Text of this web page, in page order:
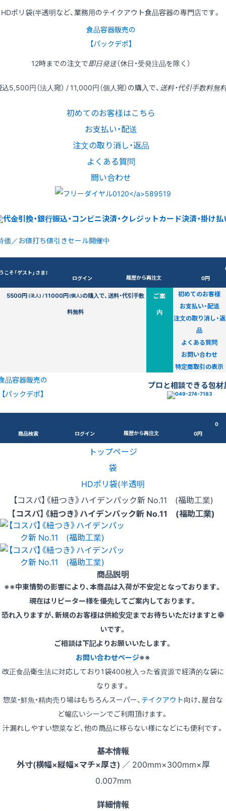
HDポリ袋(半透明など、業務用のテイクアウト食品容器の専門店です。
食品容器販売の
【パックデポ】
12時までの注文で即日発送（休日・受発注品を除く）
込5,500円（法人宛） / 11,000円（個人宛）の購入で、 送料・代引手数料無
初めてのお客様はこちら
お支払い・配送
注文の取り消し・返品
よくある質問
問い合わせ
価／お値打ち値引きセール開催中
こそ「ゲスト」さま！
ログイン 履歴から再注文
0円
5500円(法人) /11000円(個人)の購入で、送料・代引手数
料無料
ご案
内
初めてのお客様
お支払い・配送
注文の取り消し・返
品
よくある質問
お問い合わせ
特定商取引の表示
品容器販売の
【パックデポ】
プロと相談できる包材
商品検索 ログイン 履歴から再注文
0
0円
トップページ
袋
HDポリ袋(半透明
【コスパ】《紐つき》ハイデンパック新 No.11 (福助工業)
【コスパ】《紐つき》ハイデンパック新 No.11 (福助工業)
商品説明
※※中東情勢の影響により、本商品は入荷が不安定となっております。
現在はリピーター様を優先してご案内しております。
恐れ入りますが、新規のお客様は供給安定までお待ちいただけますと幸
いです。
ご相談は下記よりお願いいたします。
お問い合わせページ※※
改正食品衛生法に対応しており1袋400枚入った省資源で経済的な袋に
なります。
惣菜・鮮魚・精肉売り場はもちろんスーパー、 テイクアウト向け、屋台な
ど幅広いシーンでご利用頂けます。
汁漏れしやすい惣菜など、他の商品に移らない様になどにも便利です。
基本情報
外寸(横幅×縦幅×マチ×厚さ) ／ 200mm×300mm×厚
0.007mm
詳細情報